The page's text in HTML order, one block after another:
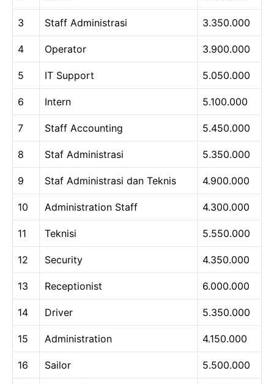
3 Staff Administrasi 3.350.000
4 Operator 3.900.000
5 IT Support 5.050.000
6 Intern 5.100.000
7 Staff Accounting 5.450.000
8 Staf Administrasi 5.350.000
9 Staf Administrasi dan Teknis 4.900.000
10 Administration Staff 4.300.000
11 Teknisi 5.550.000
12 Security 4.350.000
13 Receptionist 6.000.000
14 Driver 5.350.000
15 Administration 4.150.000
16 Sailor 5.500.000